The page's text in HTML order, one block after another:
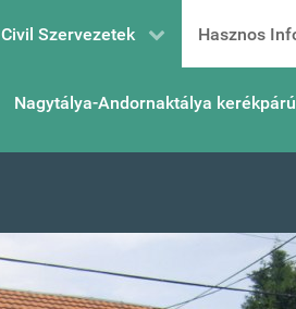
Civil Szervezetek Hasznos
Nagytálya-Andornaktálya